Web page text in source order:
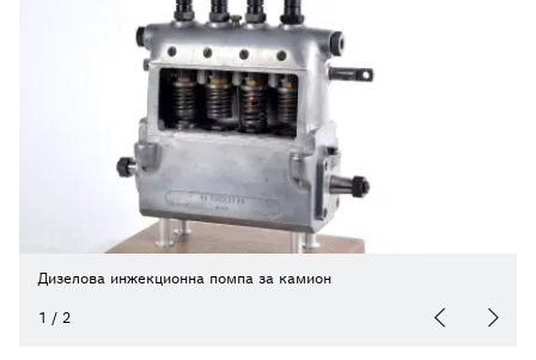
Дизелова инжекционна помпа за камион
1 / 2